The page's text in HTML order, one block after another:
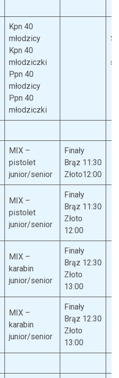
Kpn 40
młodzicy
Kpn 40
młodziczki
Ppn 40
młodzicy
Ppn 40
młodziczki
MIX –
pistolet
junior/senior
Finały
Brąz 11:30
Złoto12:00
MIX –
pistolet
junior/senior
Finały
Brąz 11:30
Złoto
12:00
MIX –
karabin
junior/senior
Finały
Brąz 12:30
Złoto
13:00
MIX –
karabin
junior/senior
Finały
Brąz 12:30
Złoto
13:00